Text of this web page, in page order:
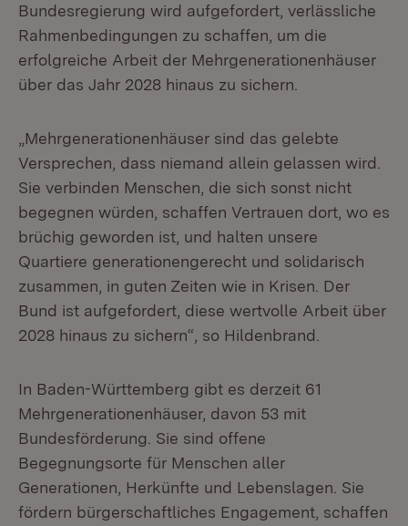
Bundesregierung wird aufgefordert, verlässliche
Rahmenbedingungen zu schaffen, um die
erfolgreiche Arbeit der Mehrgenerationenhäuser
über das Jahr 2028 hinaus zu sichern.
„Mehrgenerationenhäuser sind das gelebte
Versprechen, dass niemand allein gelassen wird.
Sie verbinden Menschen, die sich sonst nicht
begegnen würden, schaffen Vertrauen dort, wo es
brüchig geworden ist, und halten unsere
Quartiere generationengerecht und solidarisch
zusammen, in guten Zeiten wie in Krisen. Der
Bund ist aufgefordert, diese wertvolle Arbeit über
2028 hinaus zu sichern“, so Hildenbrand.
In Baden-Württemberg gibt es derzeit 61
Mehrgenerationenhäuser, davon 53 mit
Bundesförderung. Sie sind offene
Begegnungsorte für Menschen aller
Generationen, Herkünfte und Lebenslagen. Sie
fördern bürgerschaftliches Engagement, schaffen